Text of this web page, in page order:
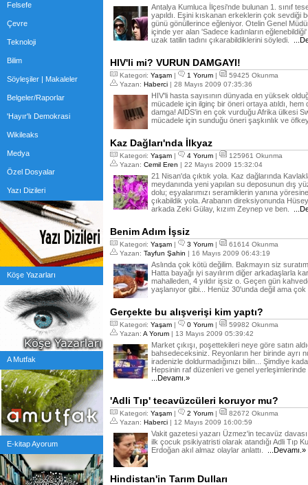
Felsefe
Çevre
Teknoloji
Bilim
Söyleşiler | Makaleler
Belgeler/Raporlar
'Hayır'lı Demokrasi
Wikileaks
Medya
Özel Dosyalar
Yazı Dizileri
Köşe Yazarları
A Mutfak
E-kitap Ayorum
Antalya Kumluca İlçesi'nde bulunan 1. sınıf
yapıldı. Eşini kıskanan erkeklerin çok sevdiği
günü gönüllerince eğleniyor. Otelin Genel
içinde yer alan 'Sadece kadınların
uzak tatilin tadını çıkarabildiklerini söyledi.
HIV'li mi? VURUN DAMGAYI!
Kategori: Yaşam | 1 Yorum |
59425 Okunma
Yazan: Haberci | 28 Mayıs 2009 07:35:36
HIV'li hasta sayısının dünyada en yüksek
mücadele için ilginç bir öneri ortaya atıldı,
damga! AIDS'in en çok vurduğu Afrika ülkesi
mücadele için sunduğu öneri şaşkınlık ve
Kaz Dağları'nda İlkyaz
Kategori: Yaşam | 4 Yorum |
125961 Okunma
Yazan: Cemil Eren | 22 Mayıs 2009 15:32:04
21 Nisan'da çıktık yola. Kaz dağlarında
meydanında yeni yapılan su deposunun dış
dolu; eşyalarımızı seramiklerin yanına
çıkabildik yola. Arabanın direksiyonunda
arkada Zeki Gülay, kızım Zeynep ve ben.
Benim Adım İşsiz
Kategori: Yaşam | 3 Yorum |
61614 Okunma
Yazan: Tayfun Şahin | 16 Mayıs 2009 06:43:19
Aslında çok kötü değilim. Bakmayın siz
Hatta bayağı iyi sayılırım diğer arkadaşlarla
mahalleden, 4 yıldır işsiz o. Geçen gün
yaşlanıyor gibi... Henüz 30'unda değil ama
Gerçekte bu alışverişi kim yaptı?
Kategori: Yaşam | 0 Yorum |
59982 Okunma
Yazan: A Yorum | 13 Mayıs 2009 05:39:42
Market çıkışı, poşettekileri neye göre satın
bahsedeceksiniz. Reyonların her birinde ayrı
iradenizle doldurmadığınızı bilin... Şimdiye
Hepsinin raf düzenleri ve genel
...Devamı.»
'Adli Tıp' tecavüzcüleri koruyor mu?
Kategori: Yaşam | 2 Yorum |
82672 Okunma
Yazan: Haberci | 12 Mayıs 2009 16:00:59
Vakit gazetesi yazarı Üzmez'in tecavüz
ilk çocuk psikiyatristi olarak atandığı Adli Tıp
Erdoğan akıl almaz olaylar anlattı.
...Devamı.»
Hindistan'in Tarım Dulları